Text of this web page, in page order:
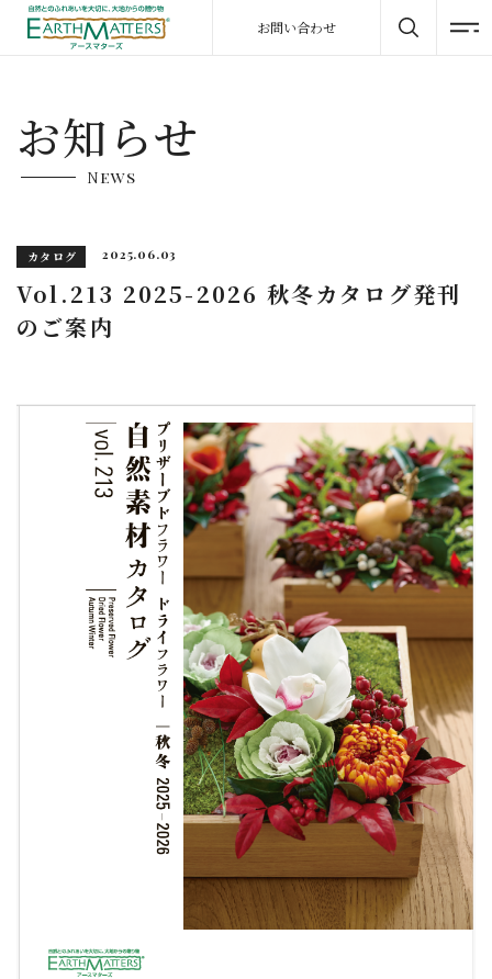
お問い合わせ
お知らせ
News
カタログ 2025.06.03
Vol.213 2025-2026 秋冬カタログ発刊
のご案内